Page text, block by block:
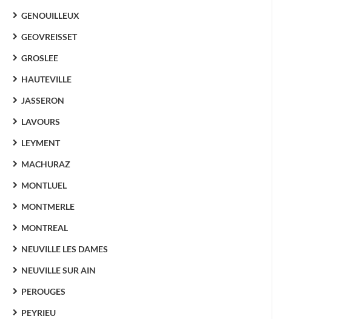
GENOUILLEUX
GEOVREISSET
GROSLEE
HAUTEVILLE
JASSERON
LAVOURS
LEYMENT
MACHURAZ
MONTLUEL
MONTMERLE
MONTREAL
NEUVILLE LES DAMES
NEUVILLE SUR AIN
PEROUGES
PEYRIEU